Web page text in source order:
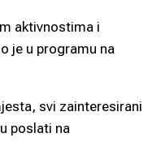
aktivnostima i
je u programu na
svi zainteresirani
poslati na